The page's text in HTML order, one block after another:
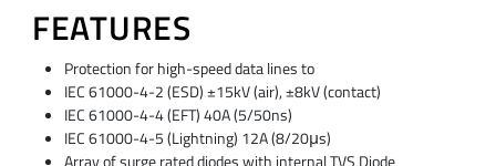
FEATURES
Protection for high-speed data lines to
IEC 61000-4-2 (ESD) ±15kV (air), ±8kV (contact)
IEC 61000-4-4 (EFT) 40A (5/50ns)
IEC 61000-4-5 (Lightning) 12A (8/20μs)